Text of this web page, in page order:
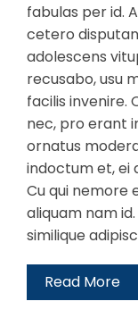
fabulas per id.
cetero
adolescens
recusabo, usu
facilis invenire.
nec, pro erant
ornatus
indoctum et, ei
Cu qui nemore
aliquam nam
similique
Read More